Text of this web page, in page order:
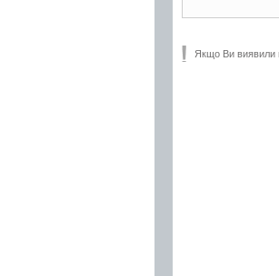
Якщо Ви виявили